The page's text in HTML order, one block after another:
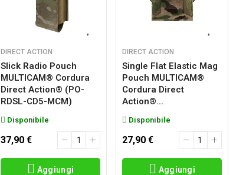
DIRECT ACTION
Slick Radio Pouch
MULTICAM® Cordura
Direct Action® (PO-
RDSL-CD5-MCM)
Disponibile
37,90 €
Aggiungi
DIRECT ACTION
Single Flat Elastic Mag
Pouch MULTICAM®
Cordura Direct
Action®...
Disponibile
27,90 €
Aggiungi